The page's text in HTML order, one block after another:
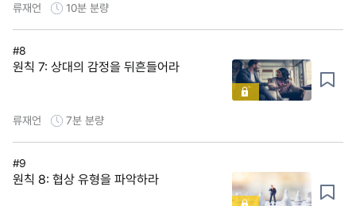
류재언 10분 분량
#8
원칙 7: 상대의 감정을 뒤흔들어라
류재언 7분 분량
#9
원칙 8: 협상 유형을 파악하라